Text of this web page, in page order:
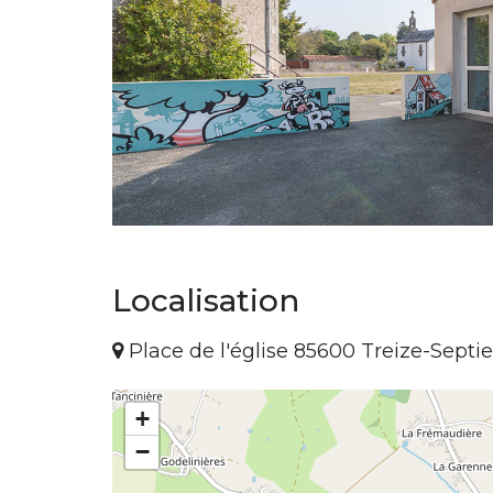
Localisation
Place de l'église 85600 Treize-
+
−